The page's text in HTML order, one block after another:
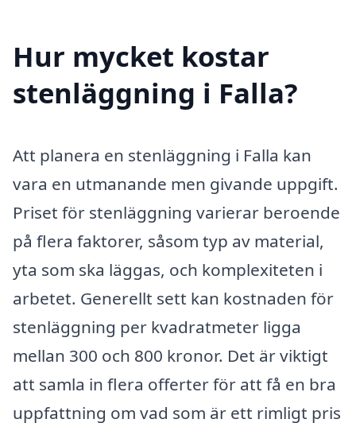
Hur mycket kostar
stenläggning i Falla?
Att planera en stenläggning i Falla kan
vara en utmanande men givande uppgift.
Priset för stenläggning varierar beroende
på flera faktorer, såsom typ av material,
yta som ska läggas, och komplexiteten i
arbetet. Generellt sett kan kostnaden för
stenläggning per kvadratmeter ligga
mellan 300 och 800 kronor. Det är viktigt
att samla in flera offerter för att få en bra
uppfattning om vad som är ett rimligt pris